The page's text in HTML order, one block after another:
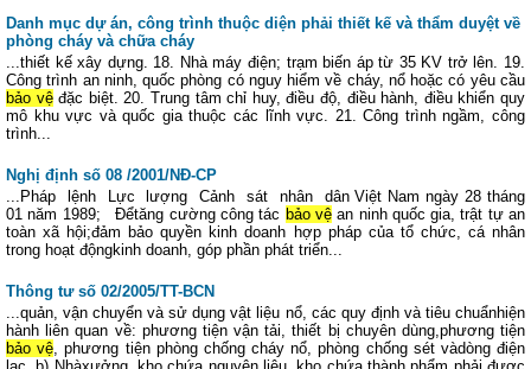
Danh mục dự án, công trình thuộc diện phải thiết kế và thẩm duyệt về
phòng cháy và chữa cháy
...thiết kế xây dựng. 18. Nhà máy điện; trạm biến áp từ 35 KV trở lên. 19.
Công trình an ninh, quốc phòng có nguy hiểm về cháy, nổ hoặc có yêu cầu
bảo vệđặc biệt. 20. Trung tâm chỉ huy, điều độ, điều hành, điều khiển quy
mô khu vực và quốc gia thuộc các lĩnh vực. 21. Công trình ngầm, công
trình...
Nghị định số 08 /2001/NĐ-CP
...Pháp lệnh Lực lượng Cảnh sát nhân dân Việt Nam ngày 28 tháng
01 năm 1989; Đểtăng cường công tác bảo vệan ninh quốc gia, trật tự an
toàn xã hội;đảm bảo quyền kinh doanh hợp pháp của tổ chức, cá nhân
trong hoạt độngkinh doanh, góp phần phát triển...
Thông tư số 02/2005/TT-BCN
...quản, vận chuyển và sử dụng vật liệu nổ, các quy định và tiêu chuẩnhiện
hành liên quan về: phương tiện vận tải, thiết bị chuyên dùng,phương tiện
bảo vệ, phương tiện phòng chống cháy nổ, phòng chống sét vàdòng điện